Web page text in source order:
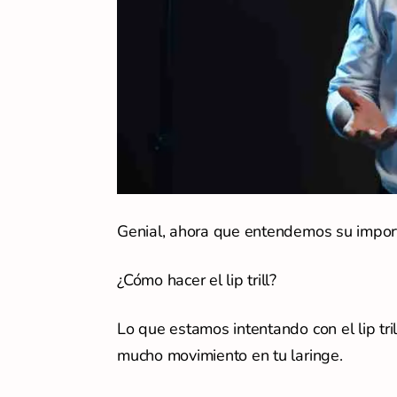
Genial, ahora que entendemos su
¿Cómo hacer el lip trill?
Lo que estamos intentando con el lip
mucho movimiento en tu laringe.